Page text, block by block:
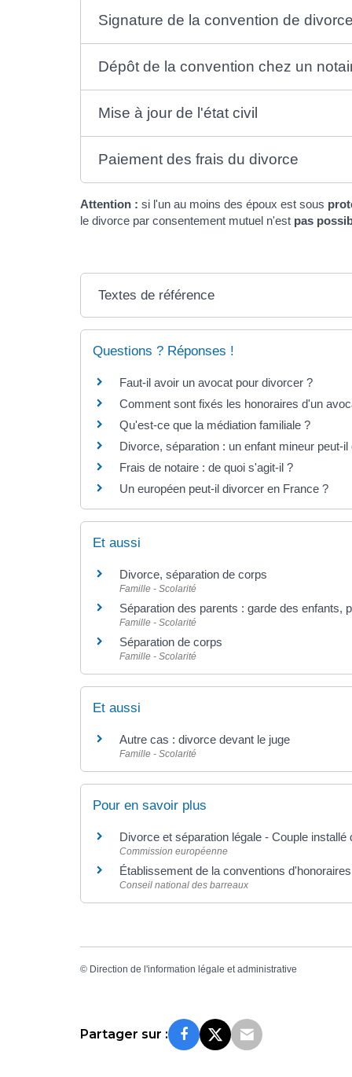
Signature de la convention de divorce
Dépôt de la convention chez un
Mise à jour de l'état civil
Paiement des frais du divorce
Attention : si l'un au moins des époux est sous
le divorce par consentement mutuel n'est pas
Textes de référence
Questions ? Réponses !
Faut-il avoir un avocat pour divorcer ?
Comment sont fixés les honoraires d'un
Qu'est-ce que la médiation familiale ?
Divorce, séparation : un enfant mineur peut-
Frais de notaire : de quoi s'agit-il ?
Un européen peut-il divorcer en France ?
Et aussi
Divorce, séparation de corps
Famille - Scolarité
Séparation des parents : garde des enfants,
Famille - Scolarité
Séparation de corps
Famille - Scolarité
Et aussi
Autre cas : divorce devant le juge
Famille - Scolarité
Pour en savoir plus
Divorce et séparation légale - Couple installé
Commission européenne
Établissement de la conventions
Conseil national des barreaux
© Direction de l'information légale et administrative
Partager sur :